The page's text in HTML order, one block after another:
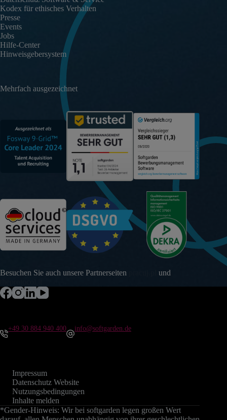
Kodex für ethisches Verhalten
Presse
Events
Jobs
Hilfe-Center
Hinweisgebersystem
Mehrfach ausgezeichnet
Besuchen Sie auch unsere Partnerseiten
und
+49 30 884 940 400 info@softgarden.de
Impressum
Datenschutz Website
Nutzungsbedingungen
Inhalte melden
*Gender-Hinweis: Wir bei softgarden legen großen Wert